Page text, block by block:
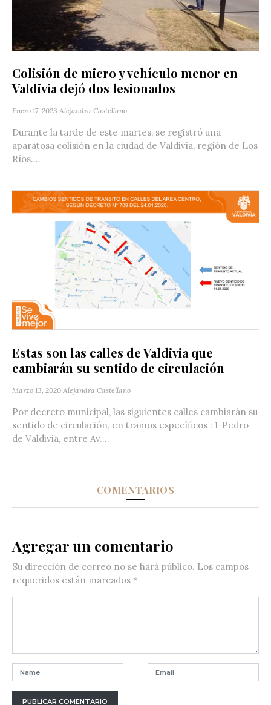
Colisión de micro y vehículo menor en
Valdivia dejó dos lesionados
Enero 17, 2023 Alejandra Castellano
Durante la tarde de este martes, se registró una
aparatosa colisión en la ciudad de Valdivia, región de Los
Ríos....
Estas son las calles de Valdivia que
cambiarán su sentido de circulación
Marzo 13, 2020 Alejandra Castellano
Por decreto municipal, las siguientes calles cambiarán su
sentido de circulación, en tramos específicos : 1-Pedro
de Valdivia, entre Av....
COMENTARIOS
Agregar un comentario
Su dirección de correo no se hará público. Los campos
requeridos están marcados *